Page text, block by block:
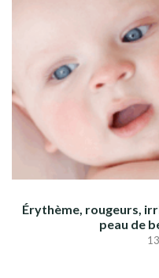
Érythème, rougeurs,
peau de